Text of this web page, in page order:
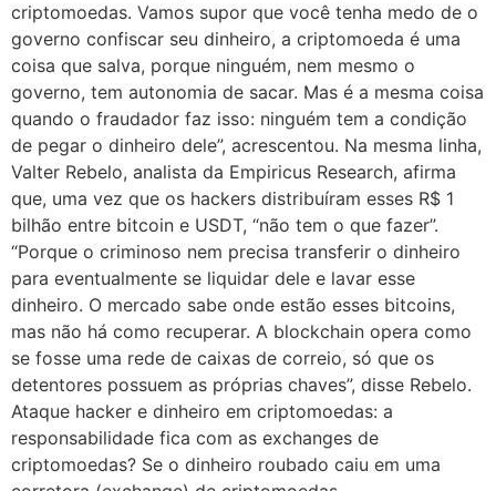
criptomoedas. Vamos supor que você tenha medo de o
governo confiscar seu dinheiro, a criptomoeda é uma
coisa que salva, porque ninguém, nem mesmo o
governo, tem autonomia de sacar. Mas é a mesma coisa
quando o fraudador faz isso: ninguém tem a condição
de pegar o dinheiro dele”, acrescentou. Na mesma linha,
Valter Rebelo, analista da Empiricus Research, afirma
que, uma vez que os hackers distribuíram esses R$ 1
bilhão entre bitcoin e USDT, “não tem o que fazer”.
“Porque o criminoso nem precisa transferir o dinheiro
para eventualmente se liquidar dele e lavar esse
dinheiro. O mercado sabe onde estão esses bitcoins,
mas não há como recuperar. A blockchain opera como
se fosse uma rede de caixas de correio, só que os
detentores possuem as próprias chaves”, disse Rebelo.
Ataque hacker e dinheiro em criptomoedas: a
responsabilidade fica com as exchanges de
criptomoedas? Se o dinheiro roubado caiu em uma